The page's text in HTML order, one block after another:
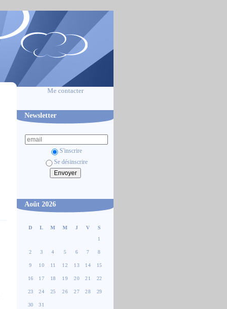
Me contacter
Newsletter
S'inscrire
Se désinscrire
Août 2026
D L M M J V
S
1
2 3 4 5 6 7 8
9 10 11 12 13 14 15
16 17 18 19 20 21 22
23 24 25 26 27 28 29
30 31